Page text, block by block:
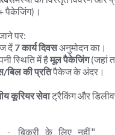
पैकेजिंग)।
पर:
दें 7 कार्य दिवस अनुमोदन का।
स्थिति में है मूल पैकेजिंग (जहां
बिल की प्रति पैकेज के अंदर।
कूरियर सेवा ट्रैकिंग और
- बिक्री के लिए नहीं"